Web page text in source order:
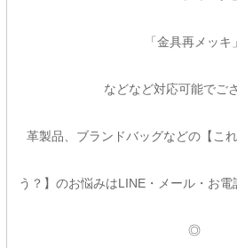
「金具再メッキ」
などなど対応可能でご
革製品、ブランドバッグなどの【こ
う？】のお悩みはLINE・メール・お
◎